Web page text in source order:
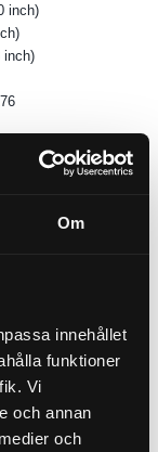
Om
innehållet
funktioner
Vi
och annan
och
inch)
inch)
(147mm)